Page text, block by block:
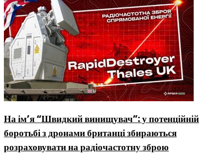
На ім’я “Швидкий винищувач”: у потенційній
боротьбі з дронами британці збираються
розраховувати на радіочастотну зброю